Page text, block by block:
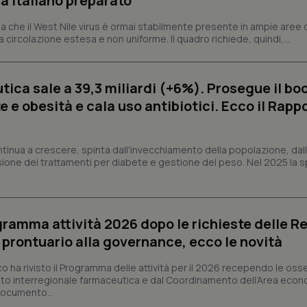
che il West Nile virus è ormai stabilmente presente in ampie aree
estesa e non uniforme. Il quadro richiede, quindi,...
sale a 39,3 miliardi (+6%). Prosegue il
e obesità e cala uso antibiotici. Ecco il
a crescere, spinta dall'invecchiamento della popolazione,
dei trattamenti per diabete e gestione del peso. Nel 2025 la
attività 2026 dopo le richieste delle
alla governance, ecco le novità
ha rivisto il Programma delle attività per il 2026 recependo le
interregionale farmaceutica e dal Coordinamento dell’Area
www.quotidianosanita.it
2 giorni
settimane
assegnare un identificatore
Google LLC
.quotidianosanita.it
1 anno 1
mese
Questo nome di cookie è
Universal Analytics, che è un
significativo del servizio di
utilizzato da Google. Questo
cliente. È incluso in ogni
sito e utilizzato per calcolare i
sessioni e campagne per i
www.quotidianosanita.it
linguaggio PHP. Si tratta di un
generato in modo casuale, il
utilizzato può essere specifico
buon esempio è mantenere uno
.quotidianosanita.it
1 anno 1
mese
Questo cookie viene utilizzato
per mantenere lo stato della